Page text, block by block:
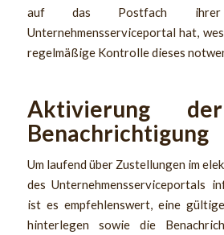
auf das Postfach
Unternehmensserviceportal hat,
regelmäßige Kontrolle dieses
Aktivierung
Benachrichtigung
Um laufend über Zustellungen im
des Unternehmensserviceportals
ist es empfehlenswert, eine
hinterlegen sowie die